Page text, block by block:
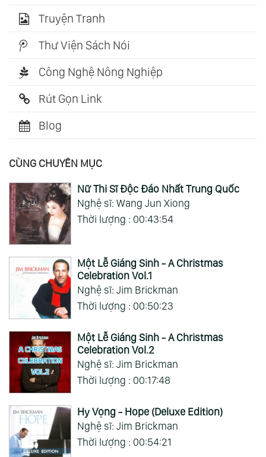
Truyện Tranh
Thư Viện Sách Nói
Công Nghệ Nông Nghiệp
Rút Gọn Link
Blog
CÙNG CHUYÊN MỤC
Nữ Thi Sĩ Độc Đáo Nhất Trung Quốc
Nghệ sĩ: Wang Jun Xiong
Thời lượng : 00:43:54
Một Lễ Giáng Sinh - A Christmas
Celebration Vol.1
Nghệ sĩ: Jim Brickman
Thời lượng : 00:50:23
Một Lễ Giáng Sinh - A Christmas
Celebration Vol.2
Nghệ sĩ: Jim Brickman
Thời lượng : 00:17:48
Hy Vọng - Hope (Deluxe Edition)
Nghệ sĩ: Jim Brickman
Thời lượng : 00:54:21